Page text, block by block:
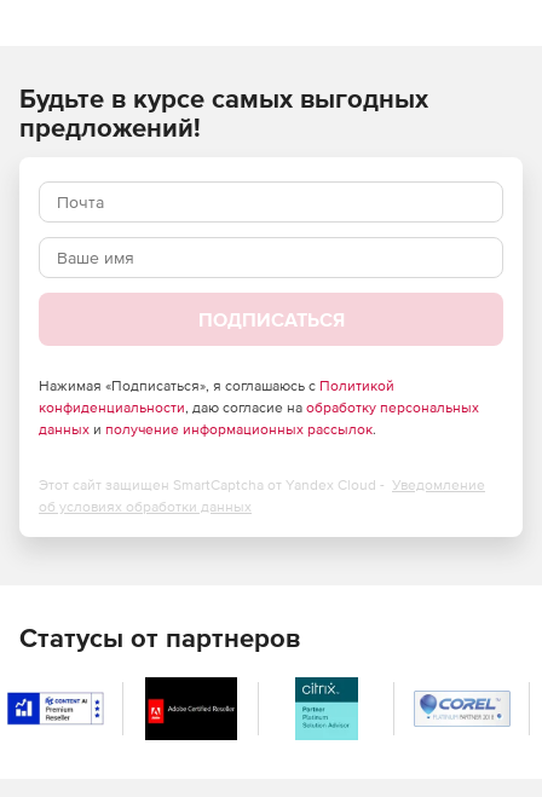
Аннотирование сечений.
Арматура как тело.
Вес пластин.
Импорт из Excel.
Контекстный фильтр.
Наружные размеры на плане.
Многие другие.
Будьте в курсе самых выгодных
предложений!
ПОДПИСАТЬСЯ
Нажимая «Подписаться», я соглашаюсь с Политикой
конфиденциальности, даю согласие на обработку персональных
данных и получение информационных рассылок.
Этот сайт защищен SmartCaptcha от Yandex Cloud - Уведомление
об условиях обработки данных
Статусы от партнеров